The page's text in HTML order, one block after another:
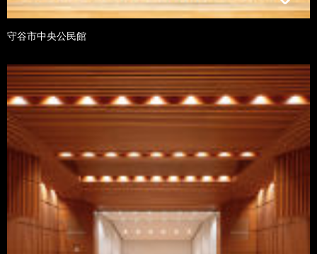
守谷市中央公民館